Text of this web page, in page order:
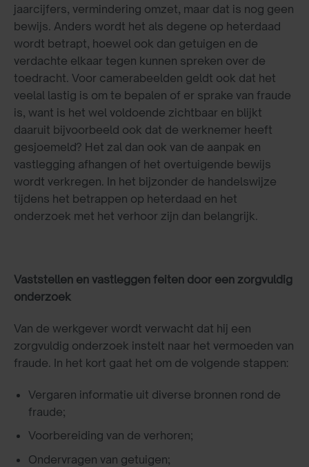
jaarcijfers, vermindering omzet, maar dat is nog geen
bewijs. Anders wordt het als degene op heterdaad
wordt betrapt, hoewel ook dan getuigen en de
verdachte elkaar tegen kunnen spreken over de
toedracht. Voor camerabeelden geldt ook dat het
veelal lastig is om te bepalen of er sprake van fraude
is, want is het wel voldoende zichtbaar en blijkt
daaruit bijvoorbeeld ook dat de werknemer heeft
gesjoemeld? Het zal dan ook van de aanpak en
vastlegging afhangen of het overtuigende bewijs
wordt verkregen. In het bijzonder de handelswijze
tijdens het betrappen op heterdaad en het
onderzoek met het verhoor zijn dan belangrijk.
Vaststellen en vastleggen feiten door een zorgvuldig
onderzoek
Van de werkgever wordt verwacht dat hij een
zorgvuldig onderzoek instelt naar het vermoeden van
fraude. In het kort gaat het om de volgende stappen:
Vergaren informatie uit diverse bronnen rond de
fraude;
Voorbereiding van de verhoren;
Ondervragen van getuigen;